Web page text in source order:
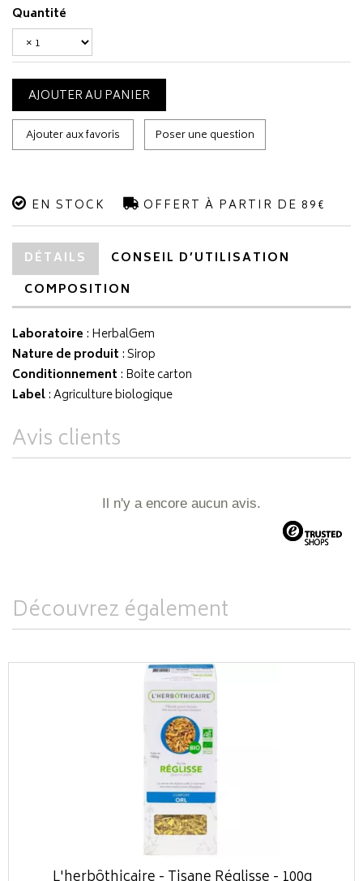
Quantité
AJOUTER AU PANIER
Ajouter aux favoris Poser une question
EN STOCK OFFERT À PARTIR DE 89€
DÉTAILS
CONSEIL D’UTILISATION
COMPOSITION
Laboratoire : HerbalGem
Nature de produit : Sirop
Conditionnement : Boite carton
Label: Agriculture biologique
Avis clients
Il n'y a encore aucun avis.
Découvrez également